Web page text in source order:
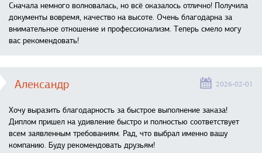
Сначала немного волновалась, но всё оказалось отлично! Получила
документы вовремя, качество на высоте. Очень благодарна за
внимательное отношение и профессионализм. Теперь смело могу
вас рекомендовать!
Александр 2026-02-01
Хочу выразить благодарность за быстрое выполнение заказа!
Диплом пришел на удивление быстро и полностью соответствует
всем заявленным требованиям. Рад, что выбрал именно вашу
компанию. Буду рекомендовать друзьям!